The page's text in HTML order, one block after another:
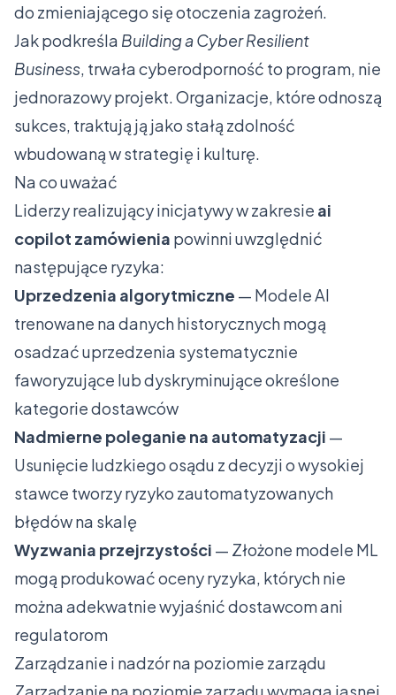
do zmieniającego się otoczenia zagrożeń.
Jak podkreśla Building a Cyber Resilient
Business, trwała cyberodporność to program, nie
jednorazowy projekt. Organizacje, które odnoszą
sukces, traktują ją jako stałą zdolność
wbudowaną w strategię i kulturę.
Na co uważać
Liderzy realizujący inicjatywy w zakresie ai
copilot zamówienia powinni uwzględnić
następujące ryzyka:
Uprzedzenia algorytmiczne — Modele AI
trenowane na danych historycznych mogą
osadzać uprzedzenia systematycznie
faworyzujące lub dyskryminujące określone
kategorie dostawców
Nadmierne poleganie na automatyzacji —
Usunięcie ludzkiego osądu z decyzji o wysokiej
stawce tworzy ryzyko zautomatyzowanych
błędów na skalę
Wyzwania przejrzystości — Złożone modele ML
mogą produkować oceny ryzyka, których nie
można adekwatnie wyjaśnić dostawcom ani
regulatorom
Zarządzanie i nadzór na poziomie zarządu
Zarządzanie na poziomie zarządu wymaga jasnej